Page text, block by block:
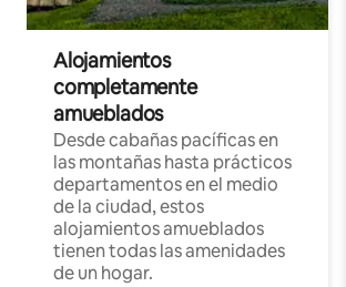
Alojamientos
completamente
amueblados
Desde cabañas pacíficas en
las montañas hasta prácticos
departamentos en el medio
de la ciudad, estos
alojamientos amueblados
tienen todas las amenidades
de un hogar.